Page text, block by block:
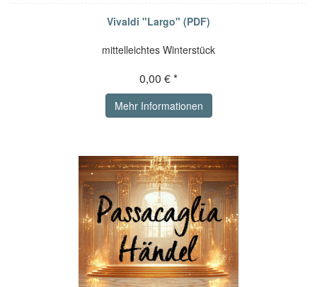
Vivaldi "Largo" (PDF)
mittelleichtes Winterstück
0,00 € *
Mehr Informationen